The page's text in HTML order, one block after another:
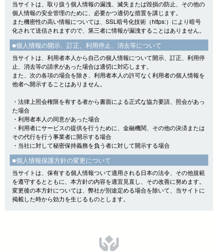
当サイトは、取り扱う個人情報の漏洩、滅失または毀損の防止、その他の
個人情報の安全管理のために、必要かつ適切な措置を講じます。
また機密性の高い情報については、SSL暗号化技術（https:）により暗号
化されて送信されますので、第三者に情報が漏洩することはありません。
■個人情報の開示、訂正、利用停止、消去等について
当サイトは、利用者本人から自己の個人情報について開示、訂正、利用停
止、消去等の請求があった場合は適切に対応します。
また、次の各項の場合を除き、利用者本人の許可なく利用者の個人情報を
他者へ開示することはありません。
・法律上照会権限を有する者から書面による正式な協力要請、照会があっ
た場合
・利用者本人の同意があった場合
・利用者にサービスの提供を行うために、金融機関、その他の決済または
その代行を行う事業者に開示する場合
・当社に対して秘密保持義務を負う者に対して開示する場合
■個人情報保護方針の変更について
当サイトは、保有する個人情報ついて適用される日本の法令、その他規範
を遵守するとともに、本方針の内容を適宜見直し、その改善に努めます。
変更後の本方針については、弊社が別途定める場合を除いて、当サイトに
掲載した時から効力を生じるものとします。